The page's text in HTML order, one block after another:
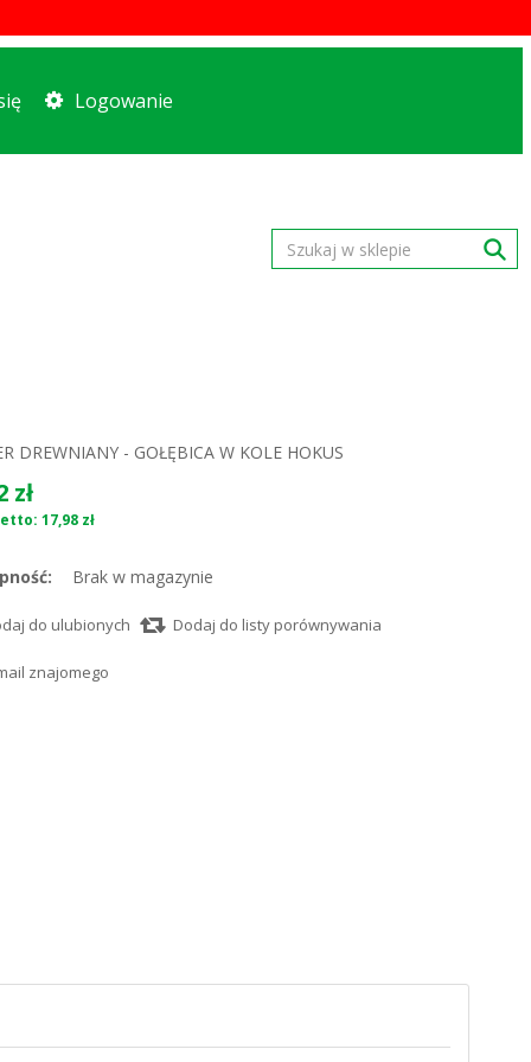
Logowanie
DREWNIANY - GOŁĘBICA W KOLE HOKUS
zł
17,98 zł
Brak w magazynie